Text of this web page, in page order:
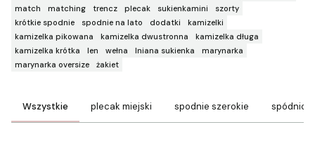
match
matching trencz plecak sukienkamini
szorty
krótkie spodnie
spodnie na lato dodatki
kamizelki
kamizelka pikowana
kamizelka dwustronna
kamizelka długa
kamizelka krótka
len wełna lniana sukienka
marynarka
marynarka oversize
żakiet
Wszystkie plecak miejski spodnie szerokie spódnice